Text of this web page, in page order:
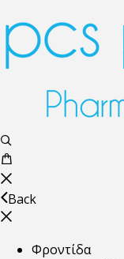
Back
Φροντίδα